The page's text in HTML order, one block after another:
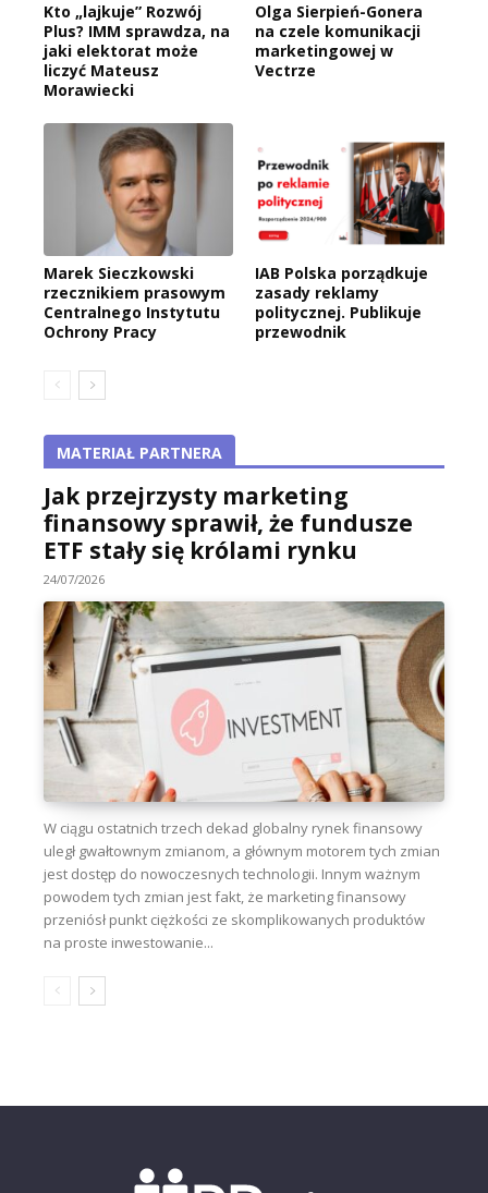
Kto „lajkuje” Rozwój
Plus? IMM sprawdza, na
jaki elektorat może
liczyć Mateusz
Morawiecki
Olga Sierpień-Gonera
na czele komunikacji
marketingowej w
Vectrze
Marek Sieczkowski
rzecznikiem prasowym
Centralnego Instytutu
Ochrony Pracy
IAB Polska porządkuje
zasady reklamy
politycznej. Publikuje
przewodnik
MATERIAŁ PARTNERA
Jak przejrzysty marketing
finansowy sprawił, że fundusze
ETF stały się królami rynku
24/07/2026
W ciągu ostatnich trzech dekad globalny rynek finansowy
uległ gwałtownym zmianom, a głównym motorem tych zmian
jest dostęp do nowoczesnych technologii. Innym ważnym
powodem tych zmian jest fakt, że marketing finansowy
przeniósł punkt ciężkości ze skomplikowanych produktów
na proste inwestowanie...